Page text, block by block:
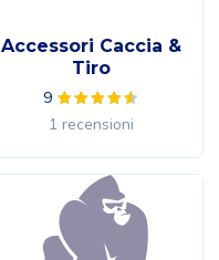
Accessori Caccia &
Tiro
9
1 recensioni